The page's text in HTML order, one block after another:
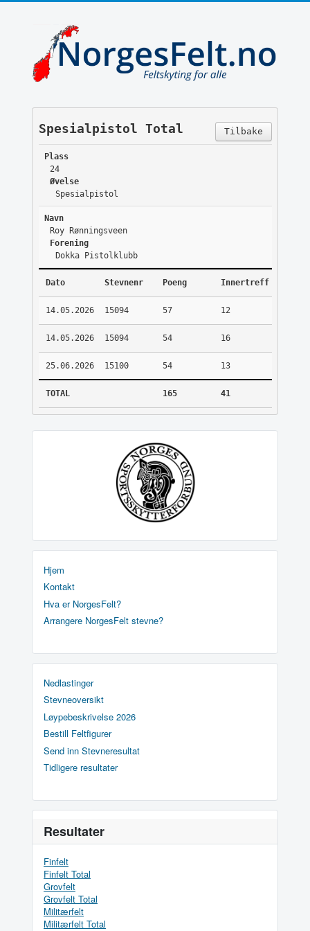
Tilbake
Spesialpistol Total
Plass
24
Øvelse
Spesialpistol
Navn
Roy Rønningsveen
Forening
Dokka Pistolklubb
Dato Stevnenr Poeng Innertreff
14.05.2026 15094 57 12
14.05.2026 15094 54 16
25.06.2026 15100 54 13
TOTAL 165 41
Hjem
Kontakt
Hva er NorgesFelt?
Arrangere NorgesFelt stevne?
Nedlastinger
Stevneoversikt
Løypebeskrivelse 2026
Bestill Feltfigurer
Send inn Stevneresultat
Tidligere resultater
Resultater
Finfelt
Finfelt Total
Grovfelt
Grovfelt Total
Militærfelt
Militærfelt Total